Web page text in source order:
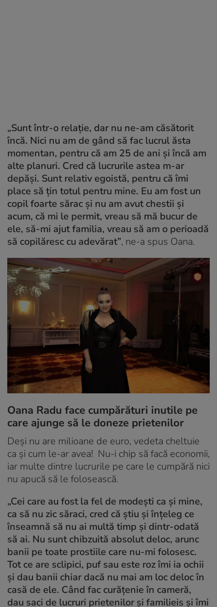
„Sunt într-o relație, dar nu ne-am căsătorit
încă. Nici nu am de gând să fac lucrul ăsta
momentan, pentru că am 25 de ani și încă am
alte planuri. Cred că lucrurile astea m-ar
depăși. Sunt relativ egoistă, pentru că îmi
place să țin totul pentru mine. Eu am fost un
copil foarte sărac și nu am avut chestii și
acum, că mi le permit, vreau să mă bucur de
ele, să-mi ajut familia, vreau să am o perioadă
să copilăresc cu adevărat”, ne-a spus Oana.
Oana Radu face cumpărături inutile pe
care ajunge să le doneze prietenilor
Deși nu are milioane de euro, vedeta cheltuie
ca și cum le-ar avea! Nu-i chip să facă economii,
iar multe dintre lucrurile pe care le cumpără nici
nu apucă să le folosească.
„Cei care au fost la fel de modești ca și mine,
ca să nu zic săraci, cred că știu și înțeleg ce
înseamnă să nu ai multă timp și dintr-odată
să ai. Nu sunt chibzuită absolut deloc, arunc
banii pe toate prostiile care nu-mi folosesc.
Tot ce are sclipici, puf sau este roz îmi ia ochii
și dau banii chiar dacă nu mai am loc deloc în
casă de ele. Când fac curățenie în cameră,
dau saci de lucruri prietenilor și familieis și îmi